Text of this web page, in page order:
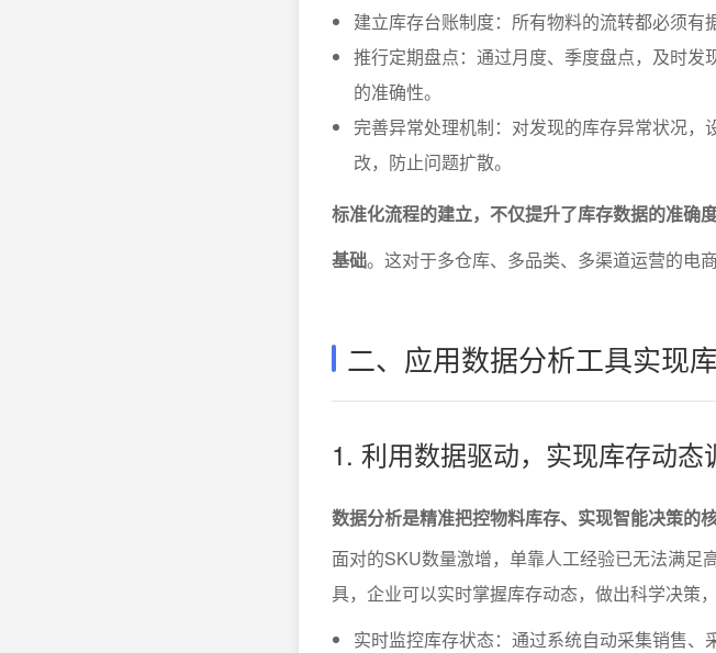
建立库存台账制度：所有物料的流转都必须有
推行定期盘点：通过月度、季度盘点，及时
的准确性。
完善异常处理机制：对发现的库存异常状况
改，防止问题扩散。
标准化流程的建立，不仅提升了库存数据的准确
基础。这对于多仓库、多品类、多渠道运营的电
二、应用数据分析工具实现
1. 利用数据驱动，实现库存动态
数据分析是精准把控物料库存、实现智能决策的
面对的SKU数量激增，单靠人工经验已无法满足
具，企业可以实时掌握库存动态，做出科学决策
实时监控库存状态：通过系统自动采集销售